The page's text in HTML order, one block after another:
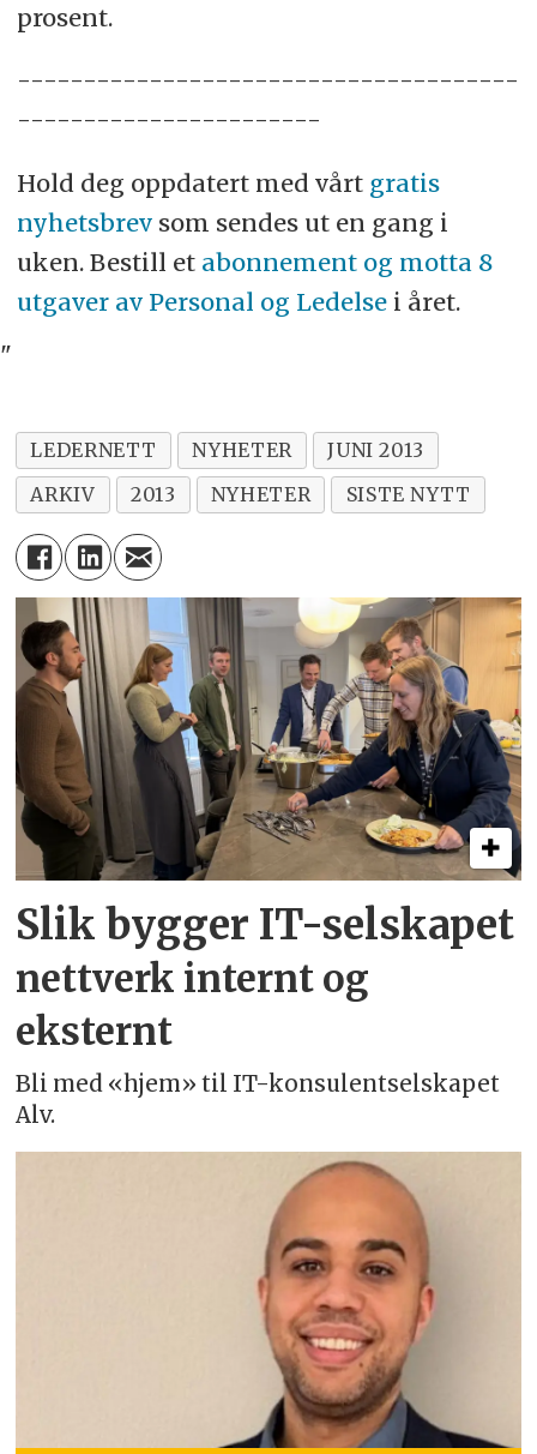
prosent.
--------------------------------------
-----------------------
Hold deg oppdatert med vårt gratis
nyhetsbrevsom sendes ut en gang i
uken. Bestill et abonnement og motta 8
utgaver av Personal og Ledelsei året.
"
LEDERNETT NYHETER
JUNI 2013
ARKIV
2013 NYHETER SISTE NYTT
Slik bygger IT-selskapet
nettverk internt og
eksternt
Bli med «hjem» til IT-konsulentselskapet
Alv.